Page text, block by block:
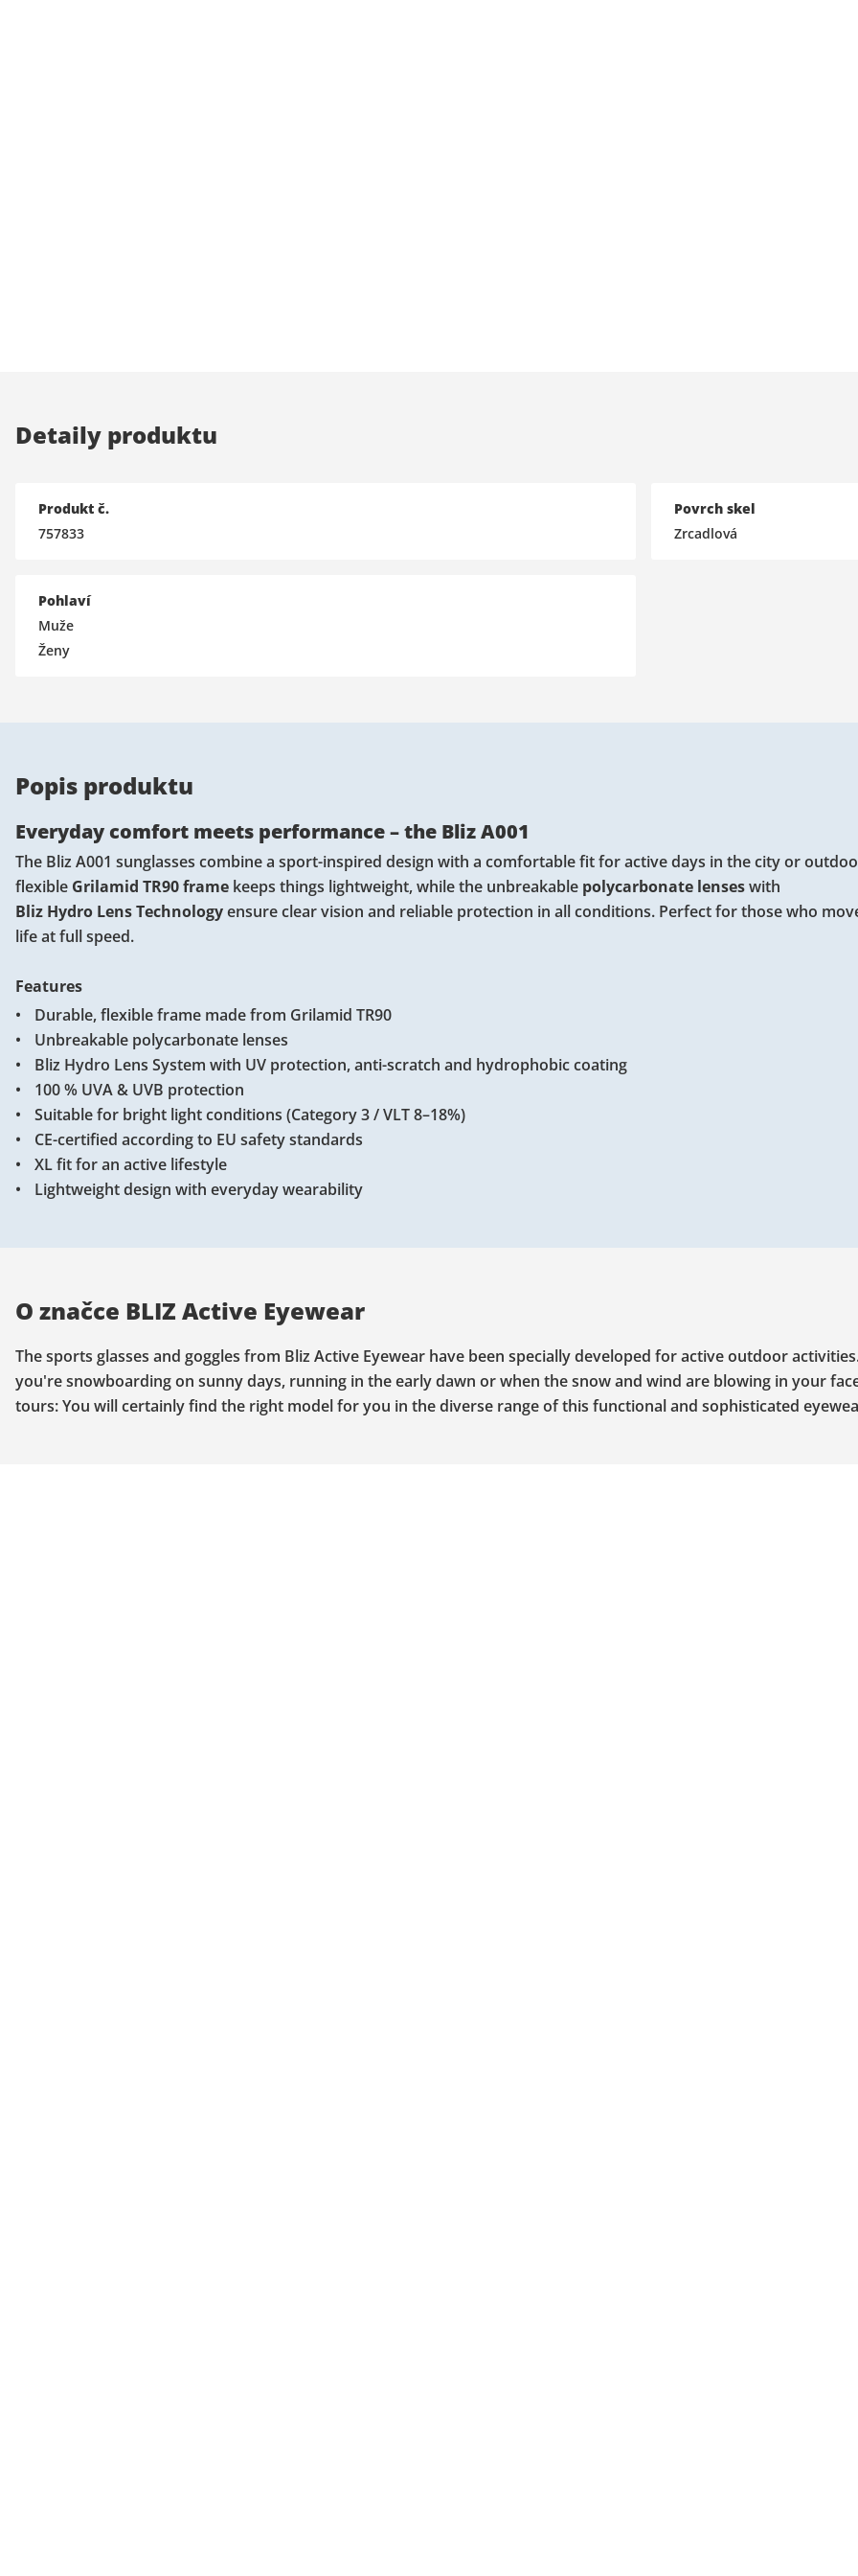
Detaily produktu
Produkt č.
757833
Pohlaví
Muže
Ženy
Povrch skel
Zrcadlová
Popis produktu
Everyday comfort meets performance – the Bliz A001
The Bliz A001 sunglasses combine a sport-inspired design with a comfortable fit for active days in the city or
flexible Grilamid TR90 frame keeps things lightweight, while the unbreakable polycarbonate lenseswith
Bliz Hydro Lens Technologyensure clear vision and reliable protection in all conditions. Perfect for those who
life at full speed.
Features
Durable, flexible frame made from Grilamid TR90
Unbreakable polycarbonate lenses
Bliz Hydro Lens System with UV protection, anti-scratch and hydrophobic coating
100 % UVA & UVB protection
Suitable for bright light conditions (Category 3 / VLT 8–18%)
CE-certified according to EU safety standards
XL fit for an active lifestyle
Lightweight design with everyday wearability
O značce BLIZ Active Eyewear
The sports glasses and goggles from Bliz Active Eyewear have been specially developed for active outdoor
you're snowboarding on sunny days, running in the early dawn or when the snow and wind are blowing in your
tours: You will certainly find the right model for you in the diverse range of this functional and sophisticated